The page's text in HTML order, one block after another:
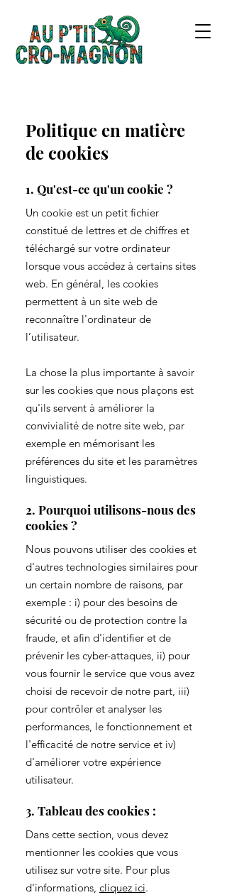
Politique en matière
de cookies
1. Qu'est-ce qu'un cookie ?
Un cookie est un petit fichier
constitué de lettres et de chiffres et
téléchargé sur votre ordinateur
lorsque vous accédez à certains sites
web. En général, les cookies
permettent à un site web de
reconnaître l'ordinateur de
l’utilisateur.
La chose la plus importante à savoir
sur les cookies que nous plaçons est
qu'ils servent à améliorer la
convivialité de notre site web, par
exemple en mémorisant les
préférences du site et les paramètres
linguistiques.
2. Pourquoi utilisons-nous des
cookies ?
Nous pouvons utiliser des cookies et
d'autres technologies similaires pour
un certain nombre de raisons, par
exemple : i) pour des besoins de
sécurité ou de protection contre la
fraude, et afin d'identifier et de
prévenir les cyber-attaques, ii) pour
vous fournir le service que vous avez
choisi de recevoir de notre part, iii)
pour contrôler et analyser les
performances, le fonctionnement et
l'efficacité de notre service et iv)
d'améliorer votre expérience
utilisateur.
3. Tableau des cookies :
Dans cette section, vous devez
mentionner les cookies que vous
utilisez sur votre site. Pour plus
d'informations, cliquez ici.